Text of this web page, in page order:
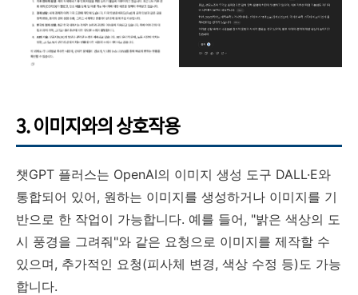
3. 이미지와의 상호작용
챗GPT 플러스는 OpenAI의 이미지 생성 도구 DALL·E와
통합되어 있어, 원하는 이미지를 생성하거나 이미지를 기
반으로 한 작업이 가능합니다. 예를 들어, "밝은 색상의 도
시 풍경을 그려줘"와 같은 요청으로 이미지를 제작할 수
있으며, 추가적인 요청(피사체 변경, 색상 수정 등)도 가능
합니다.